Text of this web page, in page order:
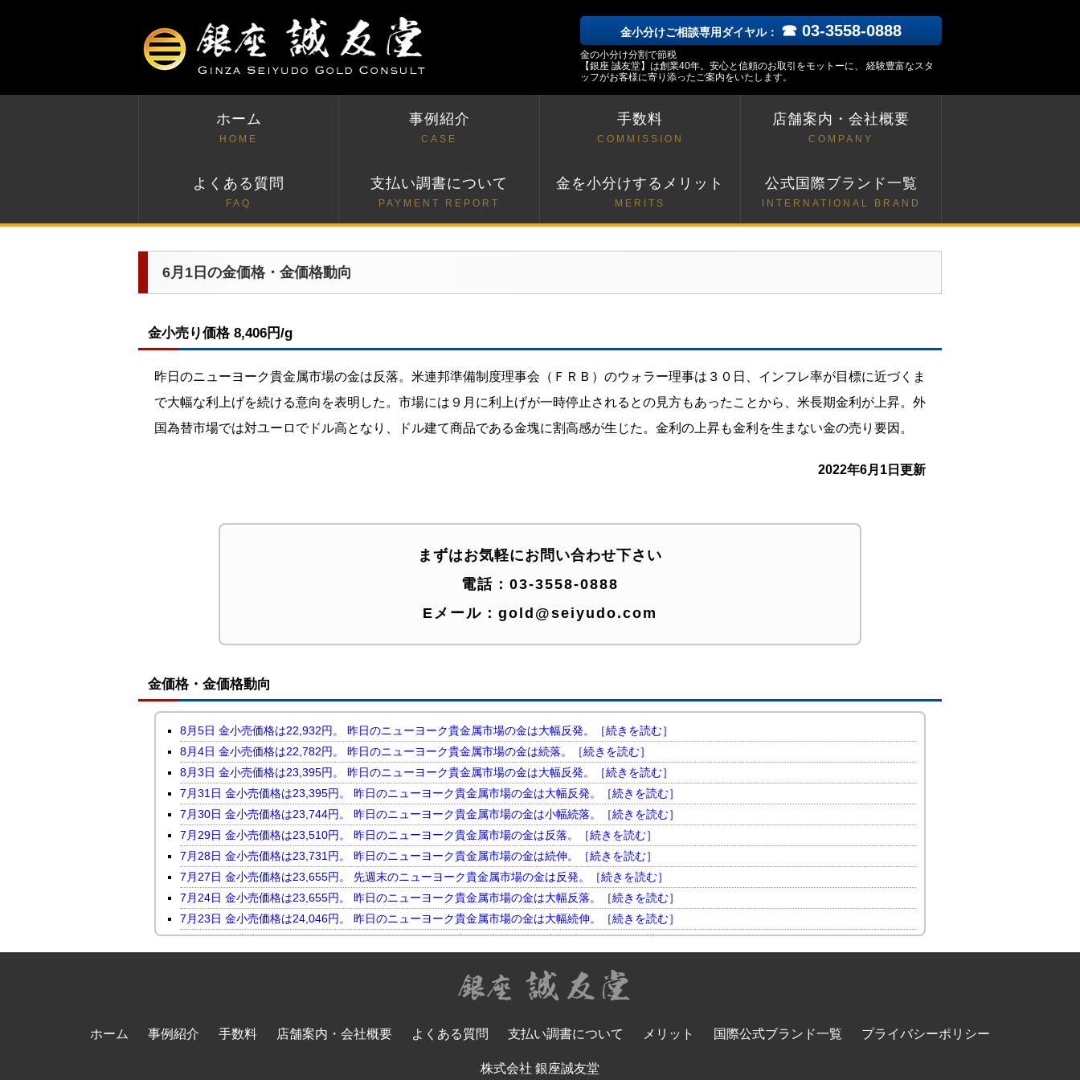
金小分けご相談専用ダイヤル： ☎ 03-3558-0888
金の小分け分割で節税
【銀座 誠友堂】は創業40年。安心と信頼のお取引をモットーに、 経験豊富なスタ
ッフがお客様に寄り添ったご案内をいたします。
ホーム
HOME
事例紹介
CASE
手数料
COMMISSION
店舗案内・会社概要
COMPANY
よくある質問
FAQ
支払い調書について
PAYMENT REPORT
金を小分けするメリット
MERITS
公式国際ブランド一覧
INTERNATIONAL BRAND
6月1日の金価格・金価格動向
金小売り価格 8,406円/g
昨日のニューヨーク貴金属市場の金は反落。米連邦準備制度理事会（ＦＲＢ）のウォラー理事は３０日、インフレ率が目標に近づくま
で大幅な利上げを続ける意向を表明した。市場には９月に利上げが一時停止されるとの見方もあったことから、米長期金利が上昇。外
国為替市場では対ユーロでドル高となり、ドル建て商品である金塊に割高感が生じた。金利の上昇も金利を生まない金の売り要因。
2022年6月1日更新
まずはお気軽にお問い合わせ下さい
電話： 03-3558-0888
Eメール： gold@seiyudo.com
金価格・金価格動向
8月5日 金小売価格は22,932円。 昨日のニューヨーク貴金属市場の金は大幅反発。［続きを読む］
8月4日 金小売価格は22,782円。 昨日のニューヨーク貴金属市場の金は続落。［続きを読む］
8月3日 金小売価格は23,395円。 昨日のニューヨーク貴金属市場の金は大幅反発。［続きを読む］
7月31日 金小売価格は23,395円。 昨日のニューヨーク貴金属市場の金は大幅反発。［続きを読む］
7月30日 金小売価格は23,744円。 昨日のニューヨーク貴金属市場の金は小幅続落。［続きを読む］
7月29日 金小売価格は23,510円。 昨日のニューヨーク貴金属市場の金は反落。［続きを読む］
7月28日 金小売価格は23,731円。 昨日のニューヨーク貴金属市場の金は続伸。［続きを読む］
7月27日 金小売価格は23,655円。 先週末のニューヨーク貴金属市場の金は反発。［続きを読む］
7月24日 金小売価格は23,655円。 昨日のニューヨーク貴金属市場の金は大幅反落。［続きを読む］
7月23日 金小売価格は24,046円。 昨日のニューヨーク貴金属市場の金は大幅続伸。［続きを読む］
7月22日 金小売価格は23,816円。 昨日のニューヨーク貴金属市場の金は大幅反発。［続きを読む］
7月17日 金小売価格は23,118円。 昨日のニューヨーク貴金属市場の金は大幅続落。［続きを読む］
7月16日 金小売価格は23,450円。 昨日のニューヨーク貴金属市場の金は反落。［続きを読む］
7月14日 金小売価格は23,098円。 昨日のニューヨーク貴金属市場の金は大幅続落。［続きを読む］
7月13日 金小売価格は23,569円。 先週末のニューヨーク貴金属市場の金は反落。［続きを読む］
ホーム 事例紹介 手数料 店舗案内・会社概要 よくある質問 支払い調書について メリット 国際公式ブランド一覧 プライバシーポリシー
株式会社 銀座誠友堂